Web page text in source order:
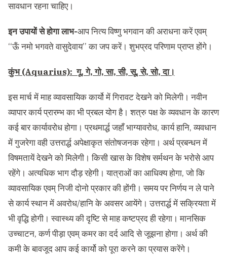
सावधान रहना चाहिए।
इन उपायों से होगा लाभ-आप नित्य विष्णु भगवान की अराधना करें एवम्
‘‘ऊँ नमो भगवते वासुदेवाय’’ का जप करें। शुभप्रद परिणाम प्राप्त होंगे।
कुंभ (Aquarius): गू, गे, गो, सा, सी, सू, से, सो, दा।
इस मार्च में माह व्यावसायिक कार्यो में गिरावट देखने को मिलेगी। नवीन
व्यापार कार्य प्रारम्भ का भी प्रबल योग है। शत्रु पक्ष के व्यवधान के कारण
कई बार कार्यावरोध होगा। प्रथमार्द्ध जहाँ भाग्यावरोध, कार्य हानि, व्यवधान
में गुजरेगा वही उत्तरार्द्ध अपेक्षाकृत संतोषजनक रहेगा। अर्थ प्रबन्धन में
विषमतायें देखने को मिलेगी। किसी खास के विशेष सर्मथन के भरोसे आप
रहेंगे। अत्यधिक भाग दौड़ रहेगी। यात्राओं का आधिक्य होगा, जो कि
व्यावसायिक एवम् निजी दोनो प्रकार की होंगी। समय पर निर्णय न ले पाने
से कार्य स्थान में अवरोध/हानि के अवसर आयेंगे। उत्तरार्द्ध में सक्रियता में
भी वृद्धि होगी। स्वास्थ्य की दृष्टि से माह कष्टप्रद ही रहेगा। मानसिक
उच्चाटन, कर्ण पीड़ा एवम् कमर का दर्द आदि से जूझना होगा। अर्थ की
कमी के बावजूद आप कई कार्यो को पूरा करने का प्रयास करेंगे।